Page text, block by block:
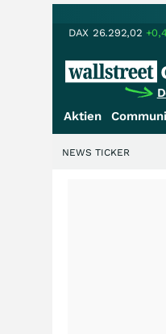
DAX 26.292,02
Aktien
NEWS TICKER